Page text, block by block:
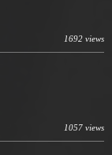
1692 views
1057 views